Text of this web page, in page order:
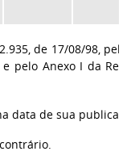
de 17/08/98, pelo
pelo Anexo I da
data de sua